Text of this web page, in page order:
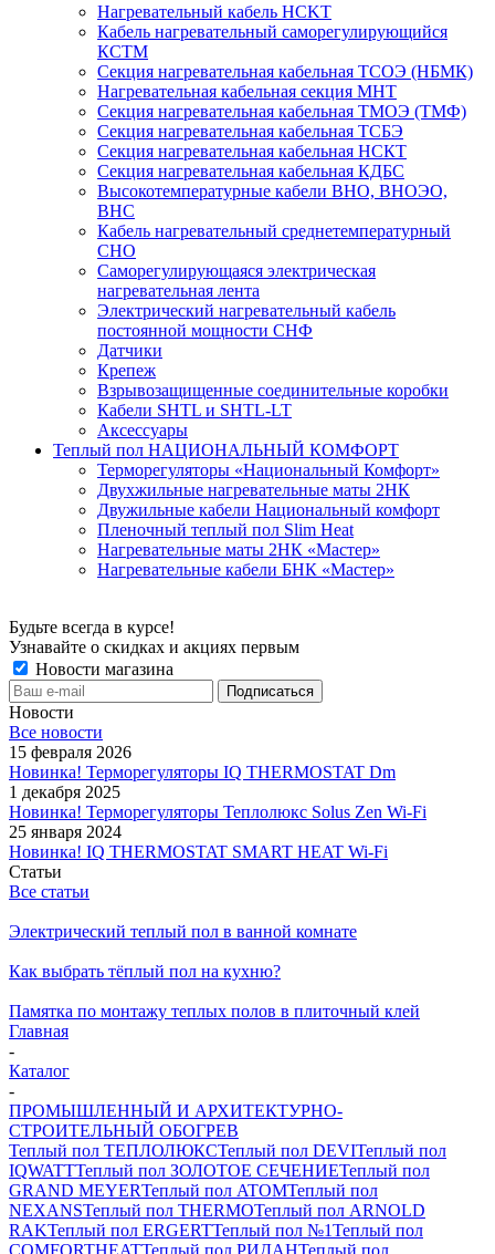
Нагревательный кабель НCKТ
Кабель нагревательный саморегулирующийся
КСТМ
Секция нагревательная кабельная ТСОЭ (НБМК)
Нагревательная кабельная секция МНТ
Секция нагревательная кабельная ТМОЭ (ТМФ)
Секция нагревательная кабельная ТСБЭ
Секция нагревательная кабельная НСКТ
Секция нагревательная кабельная КДБС
Высокотемпературные кабели ВНО, ВНОЭО,
ВНС
Кабель нагревательный среднетемпературный
СНО
Саморегулирующаяся электрическая
нагревательная лента
Электрический нагревательный кабель
постоянной мощности СНФ
Датчики
Крепеж
Взрывозащищенные соединительные коробки
Кабели SHTL и SHTL-LT
Аксессуары
Теплый пол НАЦИОНАЛЬНЫЙ КОМФОРТ
Терморегуляторы «Национальный Комфорт»
Двухжильные нагревательные маты 2НК
Двужильные кабели Национальный комфорт
Пленочный теплый пол Slim Heat
Нагревательные маты 2НК «Мастер»
Нагревательные кабели БНК «Мастер»
Будьте всегда в курсе!
Узнавайте о скидках и акциях первым
Новости магазина
Новости
Все новости
15 февраля 2026
Новинка! Терморегуляторы IQ THERMOSTAT Dm
1 декабря 2025
Новинка! Терморегуляторы Теплолюкс Solus Zen Wi-Fi
25 января 2024
Новинка! IQ THERMOSTAT SMART HEAT Wi-Fi
Статьи
Все статьи
Электрический теплый пол в ванной комнате
Как выбрать тёплый пол на кухню?
Памятка по монтажу теплых полов в плиточный клей
Главная
-
Каталог
-
ПРОМЫШЛЕННЫЙ И АРХИТЕКТУРНО-
СТРОИТЕЛЬНЫЙ ОБОГРЕВ
Теплый пол ТЕПЛОЛЮКСТеплый пол DEVIТеплый пол
IQWATTТеплый пол ЗОЛОТОЕ СЕЧЕНИЕТеплый пол
GRAND MEYERТеплый пол ATOMТеплый пол
NEXANSТеплый пол THERMOТеплый пол ARNOLD
RAKТеплый пол ERGERTТеплый пол №1Теплый пол
COMFORTHEATТеплый пол РИДАНТеплый пол